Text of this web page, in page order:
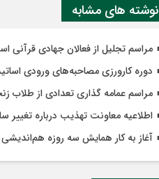
نوشته های مشابه
مراسم تجلیل از فعالان جهادی قرآنی
دوره کارورزی مصاحبه‌های ورودی
مراسم عمامه گذاری تعدادی از طلاب
اطلاعیه معاونت تهذیب درباره
آغاز به کار همایش سه روزه